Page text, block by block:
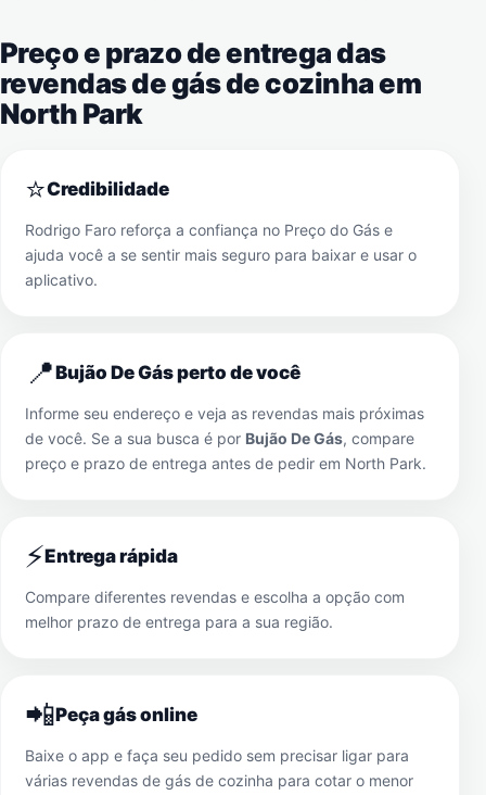
Preço e prazo de entrega das
revendas de gás de cozinha em
North Park
⭐Credibilidade
Rodrigo Faro reforça a confiança no Preço do Gás e
ajuda você a se sentir mais seguro para baixar e usar o
aplicativo.
📍Bujão De Gás perto de você
Informe seu endereço e veja as revendas mais próximas
de você. Se a sua busca é por Bujão De Gás, compare
preço e prazo de entrega antes de pedir em North Park.
⚡Entrega rápida
Compare diferentes revendas e escolha a opção com
melhor prazo de entrega para a sua região.
📲Peça gás online
Baixe o app e faça seu pedido sem precisar ligar para
várias revendas de gás de cozinha para cotar o menor